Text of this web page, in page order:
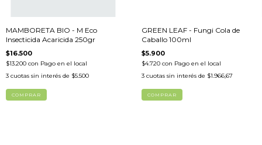
MAMBORETA BIO - M Eco
Insecticida Acaricida 250gr
$16.500
$13.200 con Pago en el local
3 cuotas sin interés de $5.500
GREEN LEAF - Fungi Cola de
Caballo 100ml
$5.900
$4.720 con Pago en el local
3 cuotas sin interés de $1.966,67